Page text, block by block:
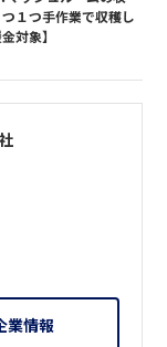
１つ手作業で収穫し
対象】
業情報